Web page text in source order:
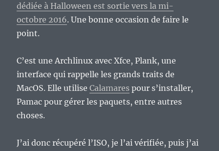
dédiée à Halloween est sortie vers la mi-
octobre 2016. Une bonne occasion de faire le
point.
C’est une Archlinux avec Xfce, Plank, une
interface qui rappelle les grands traits de
MacOS. Elle utiliseCalamares pour s’installer,
Pamac pour gérer les paquets, entre autres
choses.
J’ai donc récupéré l’ISO, je l’ai vérifiée, puis j’ai